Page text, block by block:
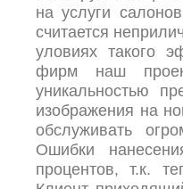
на услуги
считается
уловиях такого
фирм наш
уникальностью
изображения на
обслуживать
Ошибки
процентов, т.к.